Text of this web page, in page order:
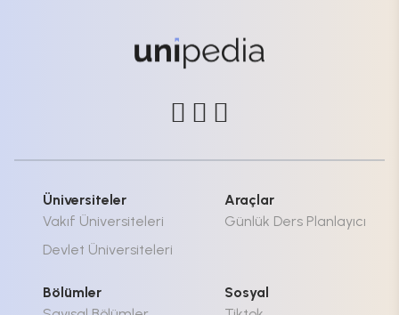
Üniversiteler
Vakıf Üniversiteleri
Devlet Üniversiteleri
Araçlar
Günlük Ders Planlayıcı
Bölümler
Sosyal